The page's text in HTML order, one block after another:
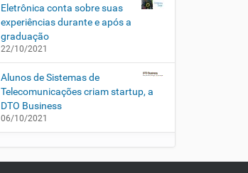
Eletrônica conta sobre suas
experiências durante e após a
graduação
22/10/2021
Alunos de Sistemas de
Telecomunicações criam startup, a
DTO Business
06/10/2021